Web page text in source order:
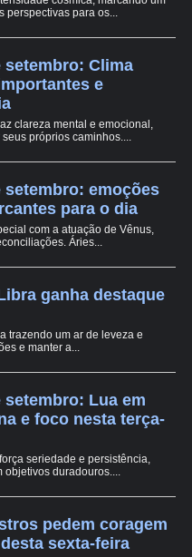
perspectivas para os...
setembro: Clima
e
clareza mental e emocional,
próprios caminhos....
setembro: emoções
para o dia
com a atuação de Vênus,
Áries...
ganha destaque
trazendo um ar de leveza e
e manter a...
Lua em
e foco nesta terça-
seriedade e persistência,
objetivos duradouros....
pedem coragem
sexta-feira